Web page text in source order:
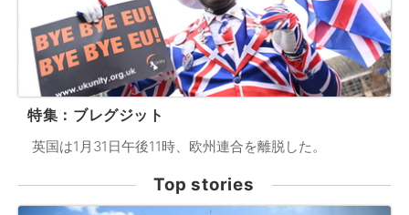
特集：ブレグジット
英国は1月31日午後11時、欧州連合を離脱した。
Top stories